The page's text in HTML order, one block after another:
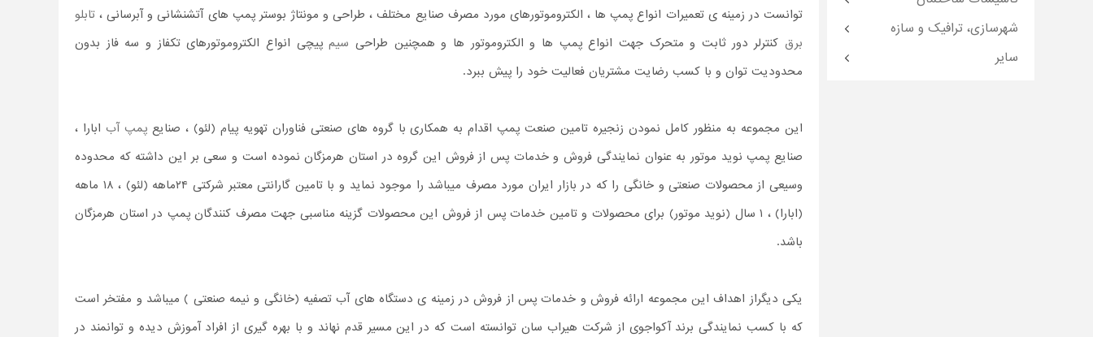
توانست در زمینه ی تعمیرات انواع پمپ ها ، الکتروموتورهای مورد مصرف صنایع مختلف ، طراحی و مونتاژ بوستر پمپ های آتشنشانی و آبرسانی ، تابلو
برقکنترلر دور ثابت و متحرک جهت انواع پمپ ها و الکتروموتور ها و همچنین طراحی سیمپیچی انواع الکتروموتورهای تکفاز و سه فاز بدون
محدودیت توان و با کسب رضایت مشتریان فعالیت خود را پیش ببرد.
این مجموعه به منظور کامل نمودن زنجیره تامین صنعت پمپ اقدام به همکاری با گروه های صنعتی فناوران تهویه پیام (لئو) ، صنایعپمپ آب ابارا ،
صنایع پمپ نوید موتور به عنوان نمایندگی فروش و خدمات پس از فروش این گروه در استان هرمزگان نموده است و سعی بر این داشته که محدوده
وسیعی از محصولات صنعتی و خانگی را که در بازار ایران مورد مصرف میباشد را موجود نماید و با تامین گارانتی معتبر شرکتی ۲۴ماهه (لئو) ، ۱۸ ماهه
(ابارا) ، ۱ سال (نوید موتور) برای محصولات و تامین خدمات پس از فروش این محصولات گزینه مناسبی جهت مصرف کنندگان پمپ در استان هرمزگان
باشد.
یکی دیگراز اهداف این مجموعه ارائه فروش و خدمات پس از فروش در زمینه ی دستگاه های آب تصفیه (خانگی و نیمه صنعتی ) میباشد و مفتخر است
که با کسب نمایندگی برند آکواجوی از شرکت هیراب سان توانسته است که در این مسیر قدم نهاند و با بهره گیری از افراد آموزش دیده و توانمند در
شهرسازی، ترافیک و سازه
سایر